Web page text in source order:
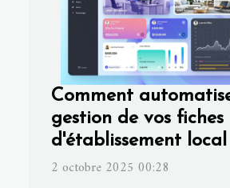
Comment
gestion de vos fiches
d'établissement local
2 octobre 2025 00:28